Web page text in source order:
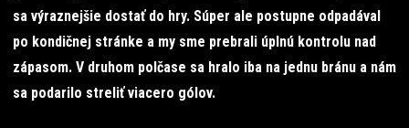
sa výraznejšie dostať do hry. Súper ale postupne odpadával
po kondičnej stránke a my sme prebrali úplnú kontrolu nad
zápasom. V druhom polčase sa hralo iba na jednu bránu a nám
sa podarilo streliť viacero gólov.